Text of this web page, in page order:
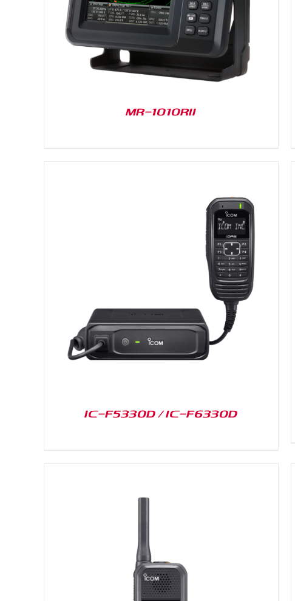
MR-1010RII
IC-F5330D / IC-F6330D
DETAILS